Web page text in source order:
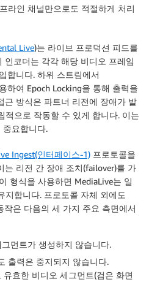
라인 채널만으로도 적절하게 처리
Live)는 라이브 프로덕션 피드를
인코더는 각각 해당 비디오 프레임
합니다. 하위 스트림에서
하여 Epoch Locking을 통해 출력을
근 방식은 파트너 리전에 장애가 발
적으로 작동할 수 있게 합니다. 이는
중요합니다.
Ingest(인터페이스-1) 프로토콜을
는 리전 간 장애 조치(failover)를 가
형식을 사용하면 MediaLive는 일
지합니다. 프로토콜 자체 외에도
작은 다음의 세 가지 주요 측면에서
먼트가 생성하지 않습니다.
출력은 중지되지 않습니다.
효한 비디오 세그먼트(검은 화면